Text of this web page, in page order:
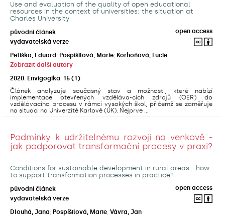
Use and evaluation of the quality of open educational
resources in the context of universities: the situation at
Charles University
původní článek
open access
vydavatelská verze
Petiška, Eduard ; Pospíšilová, Marie; Korhoňová, Lucie;
Zobrazit další autory
2020 Envigogika 15 (1)
Článek analyzuje současný stav a možnosti, které nabízí
implementace otevřených vzděláva-cích zdrojů (OER) do
vzdělávacího procesu v rámci vysokých škol, přičemž se zaměřuje
na situaci na Univerzitě Karlově (UK). Nejprve ...
Podmínky k udržitelnému rozvoji na venkově -
jak podporovat transformační procesy v praxi?
Conditions for sustainable development in rural areas - how
to support transformation processes in practice?
původní článek
open access
vydavatelská verze
Dlouhá, Jana; Pospíšilová, Marie; Vávra, Jan